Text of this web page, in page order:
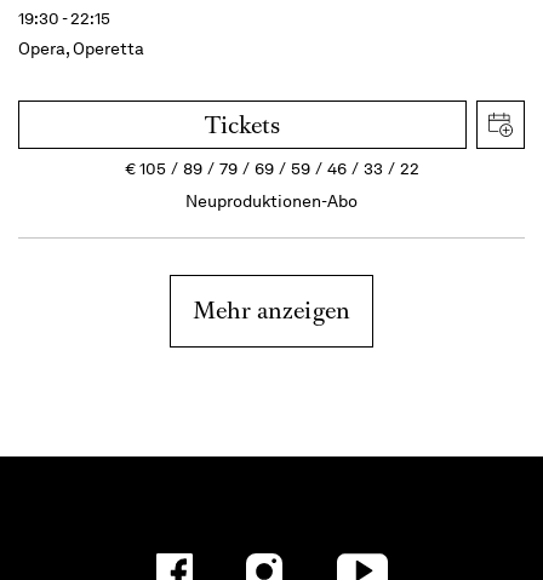
19:30 - 22:15
Opera, Operetta
Tickets
€105 89 79 69 59 46 33
22
Neuproduktionen-Abo
Mehr anzeigen